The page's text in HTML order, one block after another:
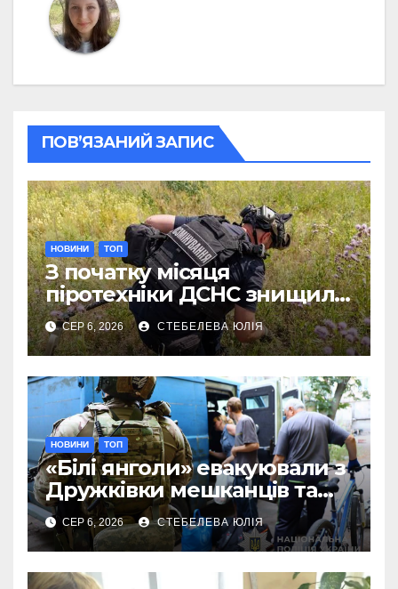
ПОВ’ЯЗАНИЙ ЗАПИС
НОВИНИ ТОП
З початку місяця
піротехніки ДСНС знищили
18 вибухонебезпечних
предметів
СЕР 6, 2026 СТЕБЕЛЕВА ЮЛІЯ
НОВИНИ ТОП
«Білі янголи» евакуювали з
Дружківки мешканців та
їхніх домашніх улюбленців
СЕР 6, 2026 СТЕБЕЛЕВА ЮЛІЯ